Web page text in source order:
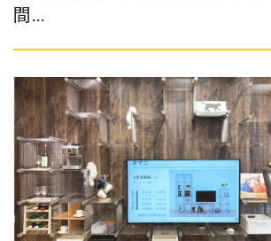
間...